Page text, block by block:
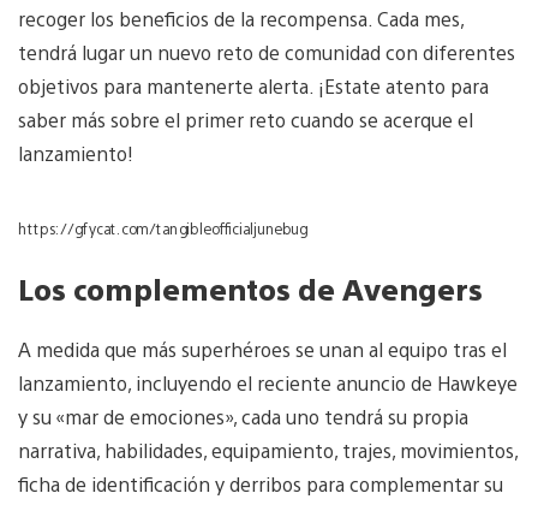
recoger los beneficios de la recompensa. Cada mes,
tendrá lugar un nuevo reto de comunidad con diferentes
objetivos para mantenerte alerta. ¡Estate atento para
saber más sobre el primer reto cuando se acerque el
lanzamiento!
https://gfycat.com/tangibleofficialjunebug
Los complementos de Avengers
A medida que más superhéroes se unan al equipo tras el
lanzamiento, incluyendo el reciente anuncio de Hawkeye
y su «mar de emociones», cada uno tendrá su propia
narrativa, habilidades, equipamiento, trajes, movimientos,
ficha de identificación y derribos para complementar su